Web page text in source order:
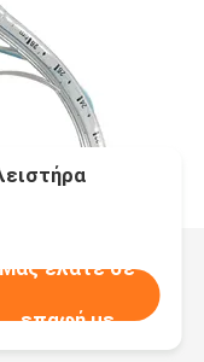
Μας ελάτε σε
επαφή με